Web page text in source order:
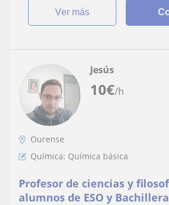
ver más
10€/h
Jesús
Ourense
Química: Química básica
Profesor de ciencias y
alumnos de ESO y